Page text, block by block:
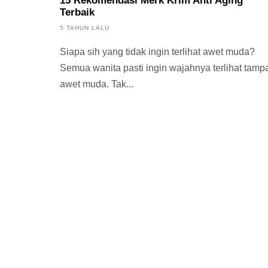
Terbaik
5 TAHUN LALU
Siapa sih yang tidak ingin terlihat awet muda?
Semua wanita pasti ingin wajahnya terlihat
awet muda. Tak...